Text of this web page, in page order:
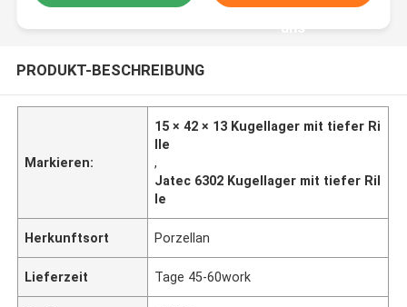
uns
PRODUKT-BESCHREIBUNG
Markieren:
15 × 42 × 13 Kugellager mit tiefer Ri
lle
,
Jatec 6302 Kugellager mit tiefer Ril
le
Herkunftsort Porzellan
Lieferzeit Tage 45-60work